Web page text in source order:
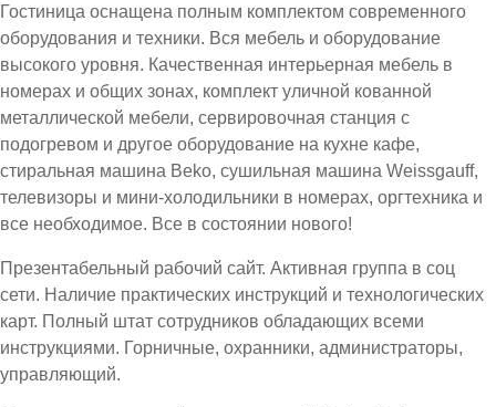
Гостиница оснащена полным комплектом современного
оборудования и техники. Вся мебель и оборудование
высокого уровня. Качественная интерьерная мебель в
номерах и общих зонах, комплект уличной кованной
металлической мебели, сервировочная станция с
подогревом и другое оборудование на кухне кафе,
стиральная машина Beko, сушильная машина Weissgauff,
телевизоры и мини-холодильники в номерах, оргтехника и
все необходимое. Все в состоянии нового!
Презентабельный рабочий сайт. Активная группа в соц
сети. Наличие практических инструкций и технологических
карт. Полный штат сотрудников обладающих всеми
инструкциями. Горничные, охранники, администраторы,
управляющий.